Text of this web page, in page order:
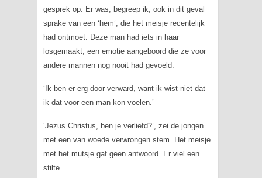
gesprek op. Er was, begreep ik, ook in dit geval
sprake van een ‘hem’, die het meisje recentelijk
had ontmoet. Deze man had iets in haar
losgemaakt, een emotie aangeboord die ze voor
andere mannen nog nooit had gevoeld.
‘Ik ben er erg door verward, want ik wist niet dat
ik dat voor een man kon voelen.’
‘Jezus Christus, ben je verliefd?’, zei de jongen
met een van woede verwrongen stem. Het meisje
met het mutsje gaf geen antwoord. Er viel een
stilte.